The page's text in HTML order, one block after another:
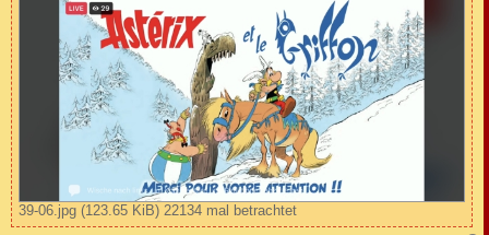
39-06.jpg (123.65 KiB) 22134 mal betrachtet